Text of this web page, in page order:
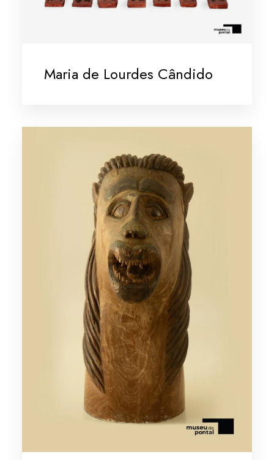
Maria de Lourdes Cândido